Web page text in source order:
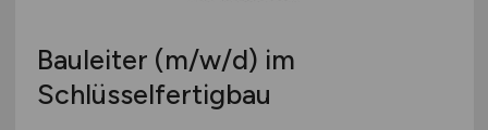
Bauleiter (m/w/d) im
Schlüsselfertigbau